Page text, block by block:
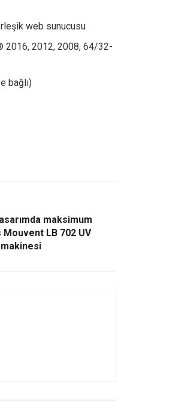
web sunucusu
2016, 2012, 2008, 64/32-
bağlı)
maksimum
LB 702 UV